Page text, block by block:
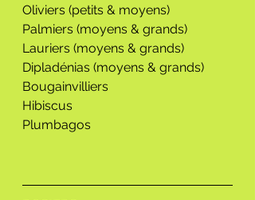
Oliviers (petits & moyens)
Palmiers (moyens & grands)
Lauriers (moyens & grands)
Dipladénias (moyens & grands)
Bougainvilliers
Hibiscus
Plumbagos